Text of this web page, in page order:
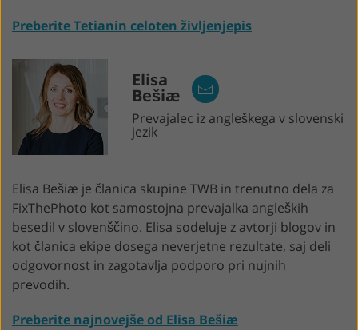
Preberite Tetianin celoten življenjepis
Elisa
Bešiæ
Prevajalec iz angleškega v slovenski
jezik
Elisa Bešiæ je članica skupine TWB in trenutno dela za
FixThePhoto kot samostojna prevajalka angleških
besedil v slovenščino. Elisa sodeluje z avtorji blogov in
kot članica ekipe dosega neverjetne rezultate, saj deli
odgovornost in zagotavlja podporo pri nujnih
prevodih.
Preberite najnovejše od Elisa Bešiæ